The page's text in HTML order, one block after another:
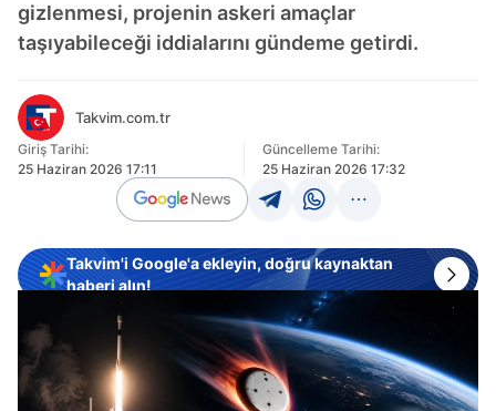
gizlenmesi, projenin askeri amaçlar
taşıyabileceği iddialarını gündeme getirdi.
Takvim.com.tr
Giriş Tarihi:
25 Haziran 2026 17:11
Güncelleme Tarihi:
25 Haziran 2026 17:32
Takvim'i Google'a ekleyin, doğru kaynaktan
haberi alın!